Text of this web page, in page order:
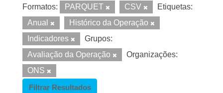
Formatos: PARQUET CSV
Etiquetas:
Anual
Histórico da Operação
Indicadores
Grupos:
Avaliação da Operação
Organizações:
ONS
Filtrar Resultados